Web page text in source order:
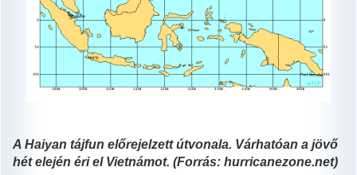
A Haiyan tájfun előrejelzett útvonala. Várhatóan a jövő
hét elején éri el Vietnámot. (Forrás: hurricanezone.net)